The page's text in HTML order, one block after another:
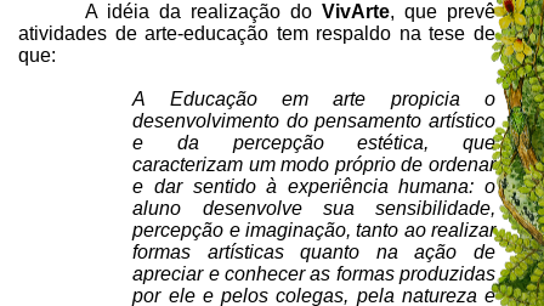
A idéia da realização do VivArte, que prevê
atividades de arte-educação tem respaldo na tese de
que:
A Educação em arte propicia o
desenvolvimento do pensamento artístico
e da percepção estética, que
caracterizam um modo próprio de ordenar
e dar sentido à experiência humana: o
aluno desenvolve sua sensibilidade,
percepção e imaginação, tanto ao realizar
formas artísticas quanto na ação de
apreciar e conhecer as formas produzidas
por ele e pelos colegas, pela natureza e